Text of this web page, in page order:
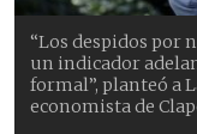
“Los despidos por
un indicador
formal”, planteó a
economista de